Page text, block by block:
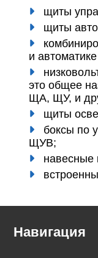
щиты
щиты
и
это общее
ЩА, ЩУ, и
щиты
боксы по
ЩУВ;
Навигация